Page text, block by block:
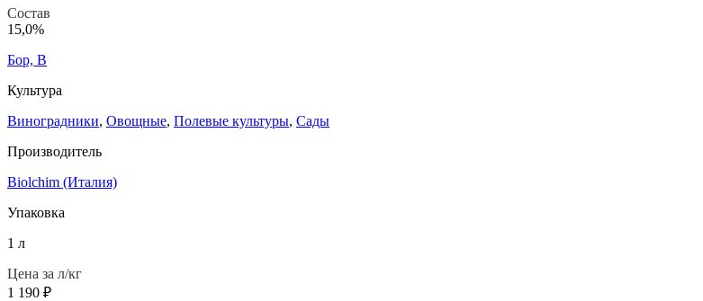
Состав
15,0%
Бор, B
Культура
Виноградники, Овощные, Полевые культуры, Сады
Производитель
Biolchim (Италия)
Упаковка
1 л
Цена за л/кг
1 190 ₽